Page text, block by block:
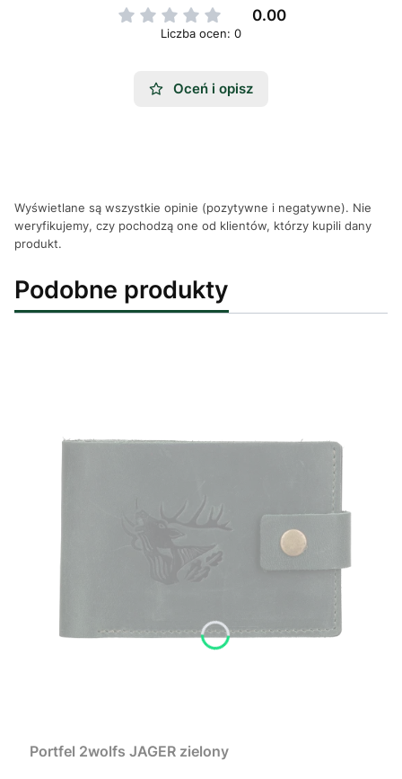
0.00
Liczba ocen: 0
Oceń i opisz
Wyświetlane są wszystkie opinie (pozytywne i negatywne). Nie
weryfikujemy, czy pochodzą one od klientów, którzy kupili dany
produkt.
Podobne produkty
Portfel 2wolfs JAGER zielony